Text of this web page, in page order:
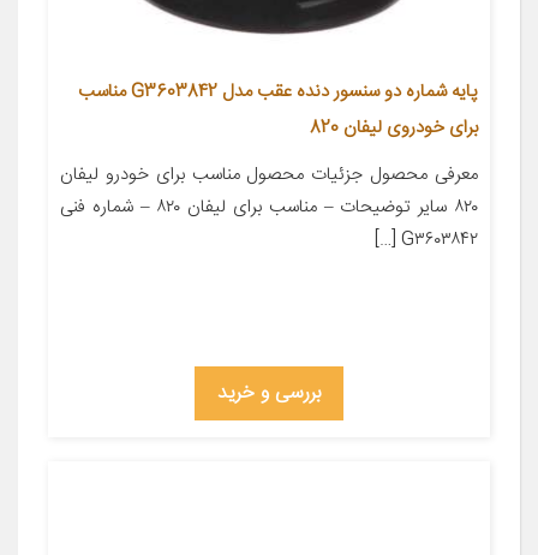
پایه شماره دو سنسور دنده عقب مدل G3603842 مناسب
برای خودروی لیفان 820
معرفی محصول جزئیات محصول مناسب برای خودرو لیفان
۸۲۰ سایر توضیحات – مناسب برای لیفان ۸۲۰ – شماره فنی
G۳۶۰۳۸۴۲ […]
بررسی و خرید